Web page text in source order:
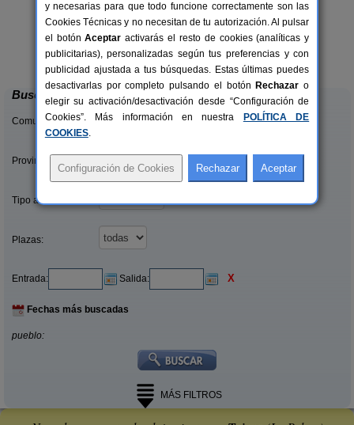
5 pers.
60 €
desde
Los Abuelos
Tijarafe (La Palma)
Buscar
Comunidades:
Provincias/Islas:
Tipo alquiler:
Plazas:
Entrada: Salida: X
Fechas más buscadas
pueblo:
MÁS FILTROS
y necesarias para que todo funcione correctamente son las
Cookies Técnicas y no necesitan de tu autorización. Al pulsar
el botónAceptar activarás el resto de cookies (analíticas y
publicitarias), personalizadas según tus preferencias y con
publicidad ajustada a tus búsquedas. Estas últimas puedes
desactivarlas por completo pulsando el botón Rechazar o
elegir su activación/desactivación desde “Configuración de
Cookies”. Más información en nuestra
POLÍTICA DE
COOKIES.